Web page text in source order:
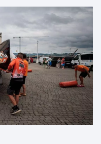
que siguen en
de la crisis